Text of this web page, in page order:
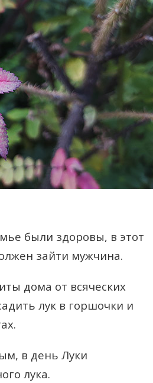
были здоровы, в этот
зайти мужчина.
дома от всяческих
лук в горшочки и
в день Луки
лука.